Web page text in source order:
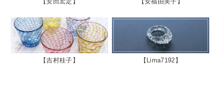
吉村桂子 Lima7192